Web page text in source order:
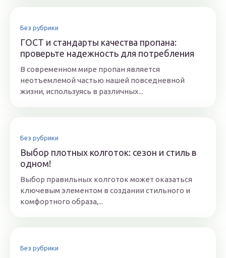
Без рубрики
ГОСТ и стандарты качества пропана:
проверьте надежность для потребления
В современном мире пропан является
неотъемлемой частью нашей повседневной
жизни, используясь в различных...
Без рубрики
Выбор плотных колготок: сезон и стиль в
одном!
Выбор правильных колготок может оказаться
ключевым элементом в создании стильного и
комфортного образа,...
Без рубрики